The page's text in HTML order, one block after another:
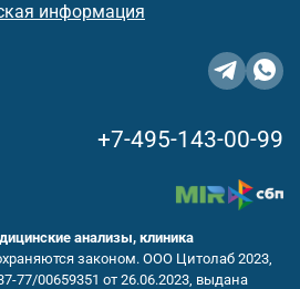
информация
+7-495-143-00-99
анализы, клиника
законом. ООО Цитолаб 2023,
77/00659351 от 26.06.2023, выдана